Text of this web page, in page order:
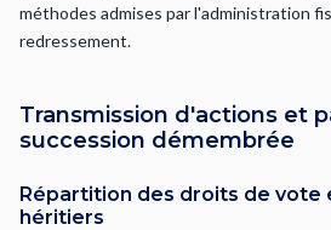
méthodes admises par l'administration
redressement.
Transmission d'actions et
succession démembrée
Répartition des droits de vote
héritiers